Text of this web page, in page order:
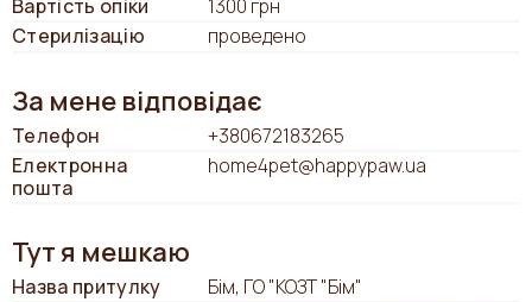
Вартість опіки
1300 грн
Стерилізацію
проведено
За мене відповідає
Телефон
+380672183265
Електронна
пошта
home4pet@happypaw.ua
Тут я мешкаю
Назва притулку
Бім, ГО "КОЗТ "Бім"